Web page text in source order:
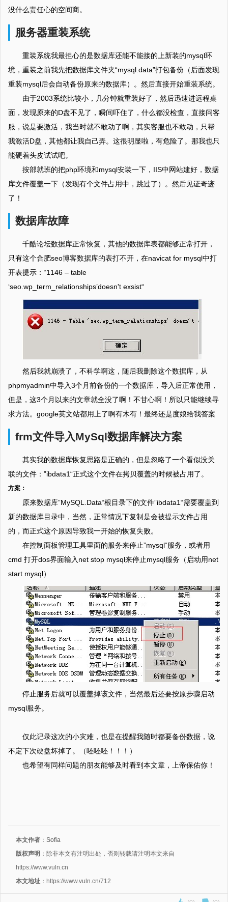
没什么责任心的空间商。
服务器重装系统
重装系统我最担心的是数据库还能不能接的上新装的mysql环
境，重装之前我先把数据库文件夹“mysql.data”打包备份（后面发现
重装mysql后会自动备份原来的数据库）。然后直接开始重装系统。
由于2003系统比较小，几分钟就重装好了，然后迅速进远程桌
面，发现原来的D盘不见了，瞬间吓住了，什么都没检查，直接问客
服，说是要激活，我当时就不敢动了啊，其实客服也不敢动，只帮
我激活D盘，其他都让我自己弄。这很明显啦，有危险了。那我也只
能硬着头皮试试吧。
按部就班的把php环境和mysql安装一下，IIS中网站建好，数据
库文件覆盖一下（发现有个文件占用中，跳过了）。然后见证奇迹
了！
数据库故障
千酷论坛数据库正常恢复，其他的数据库表都能够正常打开，
只有这个合肥seo博客数据库的表打不开，在navicat for mysql中打
开表提示：“1146 – table
‘seo.wp_term_relationships’doesn't exsist“
然后我就崩溃了，不科学啊这，随后我删除这个数据库，从
phpmyadmin中导入3个月前备份的一个数据库，导入后正常使用，
但是，这3个月以来的文章就全没了啊！不甘心啊！所以只能继续寻
求方法。google英文站都用上了啊有木有！最终还是度娘给我答案
frm文件导入MySql数据库解决方案
其实我的数据库恢复思路是正确的，但是忽略了一个看似没关
联的文件：”ibdata1“正式这个文件在拷贝覆盖的时候被占用了。
方案：
原来数据库”MySQL.Data“根目录下的文件”ibdata1“需要覆盖到
新的数据库目录中，当然，正常情况下复制是会被提示文件占用
的，而正式这个原因导致我一开始的恢复失败。
在控制面板管理工具里面的服务来停止”mysql“服务，或者用
cmd 打开dos界面输入net stop mysql来停止mysql服务（启动用net
start mysql）
停止服务后就可以覆盖掉该文件，当然最后还要按原步骤启动
mysql服务。
仅此记录这次的小灾难，也是在提醒我随时都要备份数据，说
不定下次硬盘坏掉了。（呸呸呸！！！）
也希望有同样问题的朋友能够及时看到本文章，上帝保佑你！
本文作者 ： Sofia
版权声明 ：除非本文有注明出处，否则转载请注明本文来自
https://www.vuln.cn
本文地址 ：https://www.vuln.cn/712